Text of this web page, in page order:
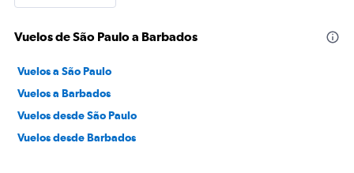
Vuelos de São Paulo a Barbados
Vuelos a São Paulo
Vuelos a Barbados
Vuelos desde São Paulo
Vuelos desde Barbados